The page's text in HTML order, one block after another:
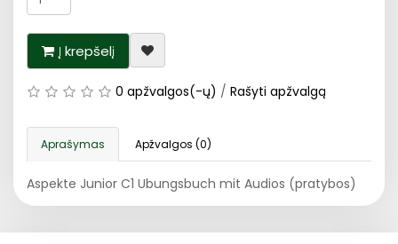
Į krepšelį
0 apžvalgos(-ų) / Rašyti apžvalgą
Aprašymas Apžvalgos (0)
Aspekte Junior C1 Ubungsbuch mit Audios (pratybos)